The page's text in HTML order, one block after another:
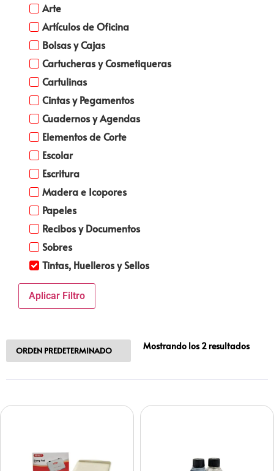
Arte
Artículos de Oficina
Bolsas y Cajas
Cartucheras y Cosmetiqueras
Cartulinas
Cintas y Pegamentos
Cuadernos y Agendas
Elementos de Corte
Escolar
Escritura
Madera e Icopores
Papeles
Recibos y Documentos
Sobres
Tintas, Huelleros y Sellos
Aplicar Filtro
Mostrando los 2 resultados